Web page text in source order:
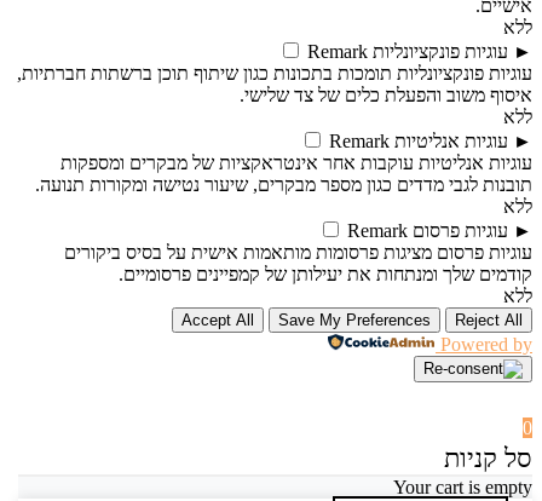
אישיים.
ללא
► עוגיות פונקציונליות Remark
עוגיות פונקציונליות תומכות בתכונות כגון שיתוף תוכן ברשתות חברתיות,
איסוף משוב והפעלת כלים של צד שלישי.
ללא
► עוגיות אנליטיות Remark
עוגיות אנליטיות עוקבות אחר אינטראקציות של מבקרים ומספקות
תובנות לגבי מדדים כגון מספר מבקרים, שיעור נטישה ומקורות תנועה.
ללא
► עוגיות פרסום Remark
עוגיות פרסום מציגות פרסומות מותאמות אישית על בסיס ביקורים
קודמים שלך ומנתחות את יעילותן של קמפיינים פרסומיים.
ללא
Reject All
Save My Preferences
Accept All
Powered by
0
סל קניות
Your cart is empty